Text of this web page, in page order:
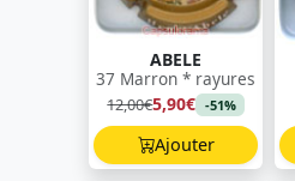
ABELE
37 Marron * rayures
12,00€5,90€ -51%
Ajouter